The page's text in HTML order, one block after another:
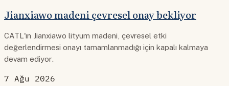
Jianxiawo madeni çevresel onay bekliyor
CATL'ın Jianxiawo lityum madeni, çevresel etki
değerlendirmesi onayı tamamlanmadığı için kapalı kalmaya
devam ediyor.
7 Ağu 2026